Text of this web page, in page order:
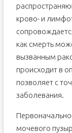
крово- и
как смерть
вызванным
происходит в
позволяет с
заболевания.
мочевого